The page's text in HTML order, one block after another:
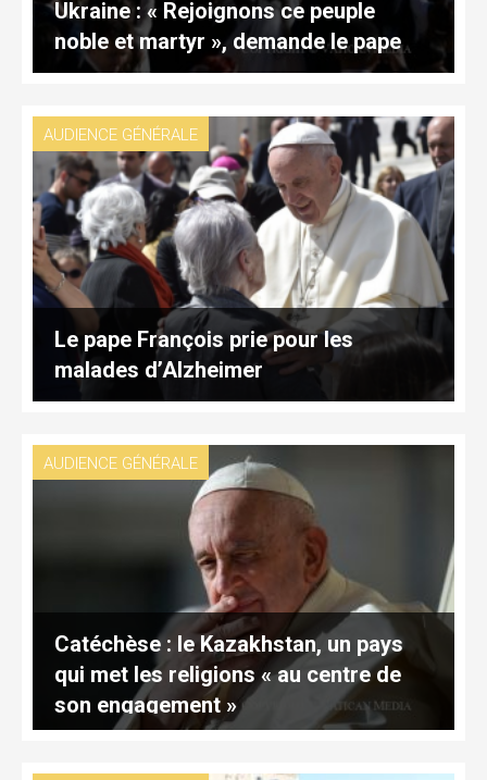
Ukraine : « Rejoignons ce peuple
noble et martyr », demande le pape
AUDIENCE GÉNÉRALE
Le pape François prie pour les
malades d’Alzheimer
AUDIENCE GÉNÉRALE
Catéchèse : le Kazakhstan, un pays
qui met les religions « au centre de
son engagement »